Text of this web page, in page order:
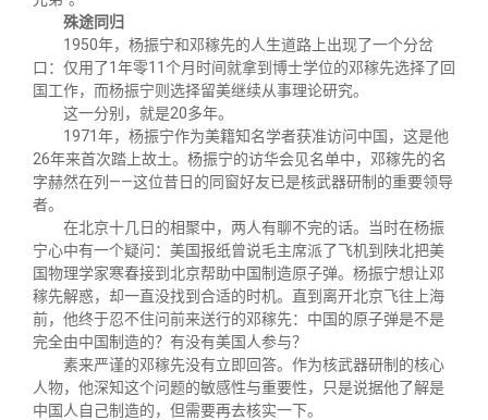
殊途同归
1950年，杨振宁和邓稼先的人生道路上出现了一个分岔
口：仅用了1年零11个月时间就拿到博士学位的邓稼先选择了回
国工作，而杨振宁则选择留美继续从事理论研究。
这一分别，就是20多年。
1971年，杨振宁作为美籍知名学者获准访问中国，这是他
26年来首次踏上故土。杨振宁的访华会见名单中，邓稼先的名
字赫然在列——这位昔日的同窗好友已是核武器研制的重要领导
者。
在北京十几日的相聚中，两人有聊不完的话。当时在杨振
宁心中有一个疑问：美国报纸曾说毛主席派了飞机到陕北把美
国物理学家寒春接到北京帮助中国制造原子弹。杨振宁想让邓
稼先解惑，却一直没找到合适的时机。直到离开北京飞往上海
前，他终于忍不住问前来送行的邓稼先：中国的原子弹是不是
完全由中国制造的？有没有美国人参与？
素来严谨的邓稼先没有立即回答。作为核武器研制的核心
人物，他深知这个问题的敏感性与重要性，只是说据他了解是
中国人自己制造的，但需要再去核实一下。